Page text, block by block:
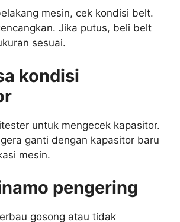
mesin, cek kondisi belt.
Jika putus, beli belt
sesuai.
kondisi
untuk mengecek kapasitor.
ganti dengan kapasitor baru
mesin.
pengering
gosong atau tidak